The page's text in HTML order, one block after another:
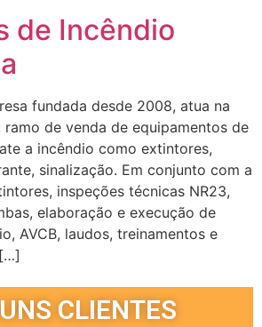
de Incêndio
fundada desde 2008, atua na
ramo de venda de equipamentos de
a incêndio como extintores,
sinalização. Em conjunto com a
inspeções técnicas NR23,
elaboração e execução de
AVCB, laudos, treinamentos e
CLIENTES